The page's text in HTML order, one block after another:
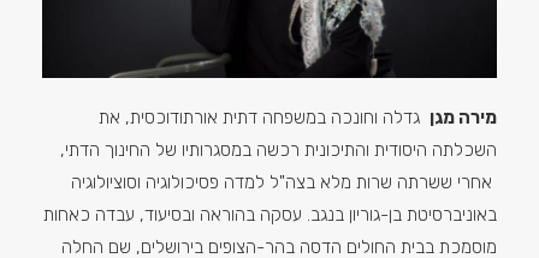
מירה מגן גדלה וחונכה במשפחה דתית אורתודוכסית, את
השכלתה היסודית והתיכונית רכשה במסגרותיו של החינוך הדתי,
אחרי ששרתה שרות מלא בצה"ל למדה פסיכולוגיה וסוציולוגיה
באוניברסיטת בן-גוריון בנגב. עסקה בהוראה ובסיעוד, עבדה כאחות
מוסמכת בבית החולים הדסה בהר-הצופים בירושלים, שם החלה